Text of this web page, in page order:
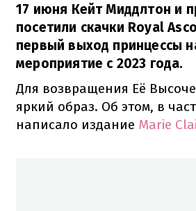
17 июня Кейт Миддлтон и
посетили скачки Royal
первый выход принцессы
мероприятие с 2023 года.
Для возвращения Её
яркий образ. Об этом, в
написало издание Marie